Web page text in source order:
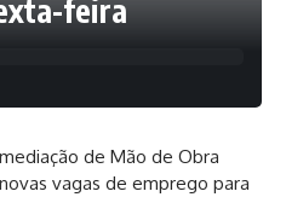
feira
de Mão de Obra
vagas de emprego para